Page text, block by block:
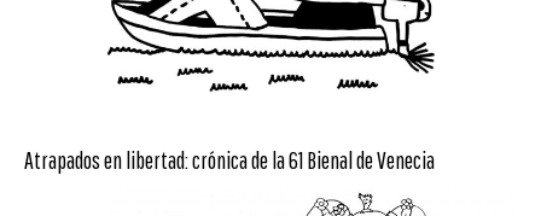
Atrapados en libertad: crónica de la 61 Bienal de Venecia